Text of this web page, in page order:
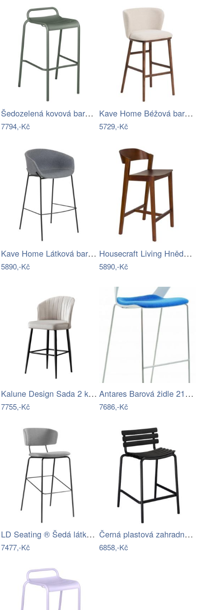
Šedozelená kovová barová židle Fermob…
7794,-Kč
Kave Home Béžová barová židle Ciselia…
5729,-Kč
Kave Home Látková barová židle Yvette…
5890,-Kč
Housecraft Living Hnědá dubová barová…
5890,-Kč
Kalune Design Sada 2 ks barových židlí…
7755,-Kč
Antares Barová židle 2160/SB TC Aoki -…
7686,-Kč
LD Seating ® Šedá látková barová židle…
7477,-Kč
Černá plastová zahradní barová židle…
6858,-Kč